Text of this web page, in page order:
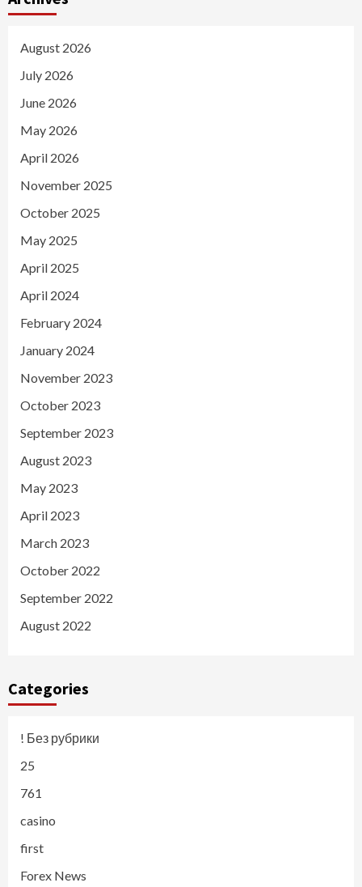
August 2026
July 2026
June 2026
May 2026
April 2026
November 2025
October 2025
May 2025
April 2025
April 2024
February 2024
January 2024
November 2023
October 2023
September 2023
August 2023
May 2023
April 2023
March 2023
October 2022
September 2022
August 2022
Categories
! Без рубрики
25
761
casino
first
Forex News